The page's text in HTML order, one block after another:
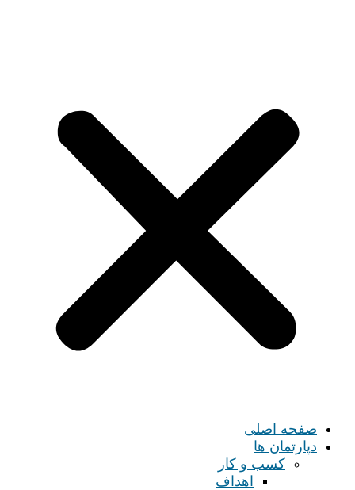
صفحه اصلی
دپارتمان ها
کسب و کار
اهداف